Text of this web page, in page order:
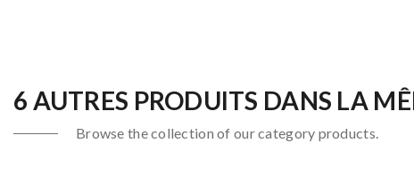
6 AUTRES PRODUITS DANS LA
Browse the collection of our category products.